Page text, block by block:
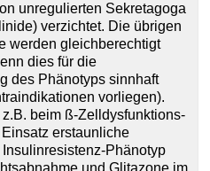
unregulierten Sekretagoga
verzichtet. Die übrigen
werden gleichberechtigt
dies für die
des Phänotyps sinnhaft
vorliegen).
beim ß-Zelldysfunktions-
erstaunliche
Phänotyp
und Glitazone im